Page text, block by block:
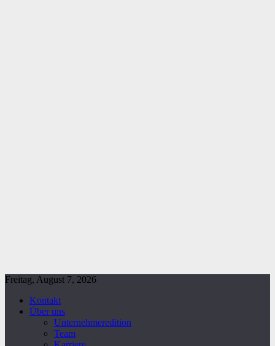
Freitag, August 7, 2026
Kontakt
Über uns
Unternehmeredition
Team